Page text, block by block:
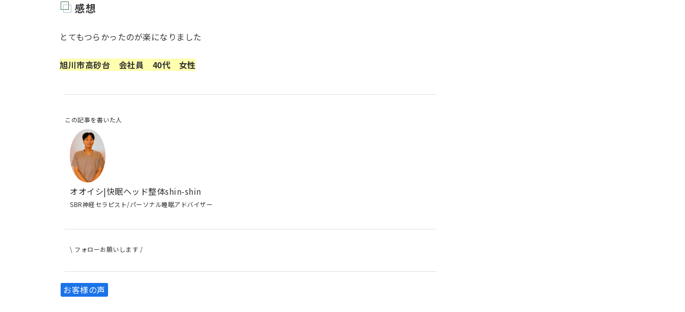
感想
とてもつらかったのが楽になりました
旭川市高砂台 会社員 40代 女性
この記事を書いた人
オオイシ|快眠ヘッド整体shin-shin
SBR神経セラピスト/パーソナル睡眠アドバイザー
\ フォローお願いします /
お客様の声